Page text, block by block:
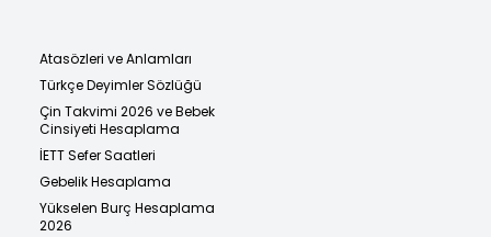
Atasözleri ve Anlamları
Türkçe Deyimler Sözlüğü
Çin Takvimi 2026 ve Bebek
Cinsiyeti Hesaplama
İETT Sefer Saatleri
Gebelik Hesaplama
Yükselen Burç Hesaplama
2026